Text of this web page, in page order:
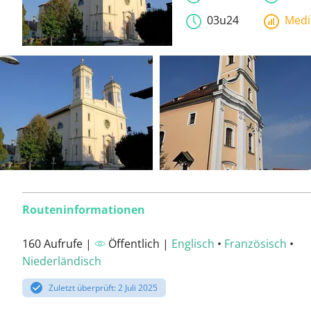
03u24
Routeninformationen
160 Aufrufe | Öffentlich | Englisch • Französisch •
Niederländisch
Zuletzt überprüft: 2 Juli 2025